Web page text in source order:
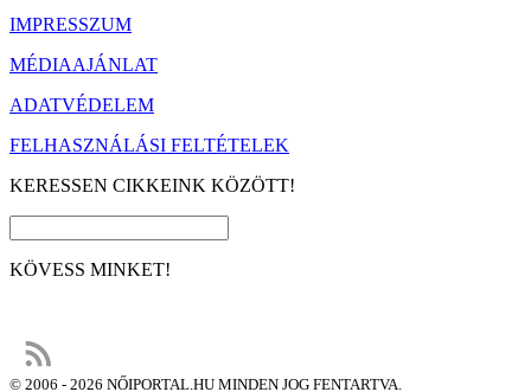
IMPRESSZUM
MÉDIAAJÁNLAT
ADATVÉDELEM
FELHASZNÁLÁSI FELTÉTELEK
KERESSEN CIKKEINK KÖZÖTT!
KÖVESS MINKET!
© 2006 - 2026 NŐIPORTAL.HU MINDEN JOG FENTARTVA.